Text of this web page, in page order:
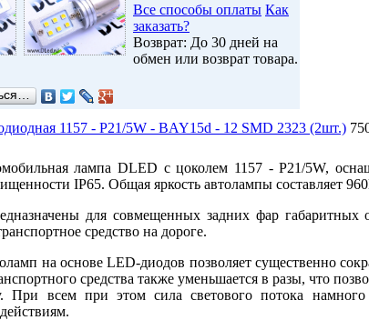
Все способы оплаты Как
заказать?
Возврат: До 30 дней на
обмен или возврат товара.
1157 - P21/5W - BAY15d - 12 SMD 2323 (2шт.)
лампа DLED с цоколем 1157 - P21/5W,
IP65. Общая яркость автолампы составляет
для совмещенных задних фар
средство на дороге.
на основе LED-диодов позволяет существенно
средства также уменьшается в разы, что
При всем при этом сила светового потока